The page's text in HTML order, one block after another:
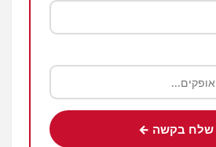
שלח בקשה ←